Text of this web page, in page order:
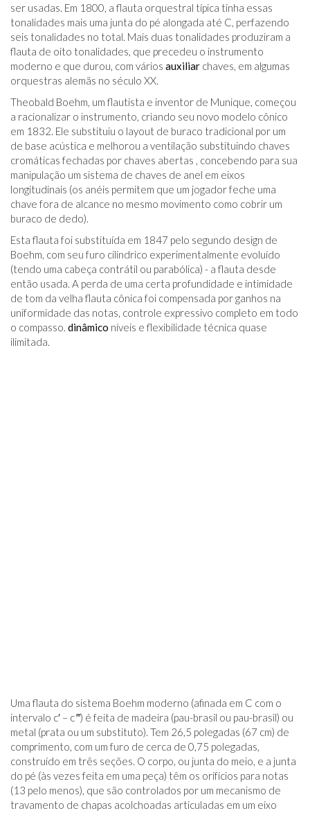
ser usadas. Em 1800, a flauta orquestral típica tinha essas
tonalidades mais uma junta do pé alongada até C, perfazendo
seis tonalidades no total. Mais duas tonalidades produziram a
flauta de oito tonalidades, que precedeu o instrumento
moderno e que durou, com vários auxiliar chaves, em algumas
orquestras alemãs no século XX.
Theobald Boehm, um flautista e inventor de Munique, começou
a racionalizar o instrumento, criando seu novo modelo cônico
em 1832. Ele substituiu o layout de buraco tradicional por um
de base acústica e melhorou a ventilação substituindo chaves
cromáticas fechadas por chaves abertas , concebendo para sua
manipulação um sistema de chaves de anel em eixos
longitudinais (os anéis permitem que um jogador feche uma
chave fora de alcance no mesmo movimento como cobrir um
buraco de dedo).
Esta flauta foi substituída em 1847 pelo segundo design de
Boehm, com seu furo cilíndrico experimentalmente evoluído
(tendo uma cabeça contrátil ou parabólica) - a flauta desde
então usada. A perda de uma certa profundidade e intimidade
de tom da velha flauta cônica foi compensada por ganhos na
uniformidade das notas, controle expressivo completo em todo
o compasso. dinâmico níveis e flexibilidade técnica quase
ilimitada.
Uma flauta do sistema Boehm moderno (afinada em C com o
intervalo c′ – c ‴) é feita de madeira (pau-brasil ou pau-brasil) ou
metal (prata ou um substituto). Tem 26,5 polegadas (67 cm) de
comprimento, com um furo de cerca de 0,75 polegadas,
construído em três seções. O corpo, ou junta do meio, e a junta
do pé (às vezes feita em uma peça) têm os orifícios para notas
(13 pelo menos), que são controlados por um mecanismo de
travamento de chapas acolchoadas articuladas em um eixo